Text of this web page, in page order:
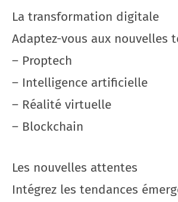
La transformation digitale
Adaptez-vous aux nouvelles
– Proptech
– Intelligence artificielle
– Réalité virtuelle
– Blockchain
Les nouvelles attentes
Intégrez les tendances